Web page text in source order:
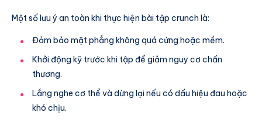
Một số lưu ý an toàn khi thực hiện bài tập crunch là:
Đảm bảo mặt phẳng không quá cứng hoặc mềm.
Khởi động kỹ trước khi tập để giảm nguy cơ chấn
thương.
Lắng nghe cơ thể và dừng lại nếu có dấu hiệu đau hoặc
khó chịu.